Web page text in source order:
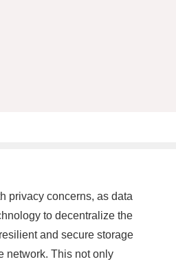
privacy concerns, as data
to decentralize the
and secure storage
network. This not only